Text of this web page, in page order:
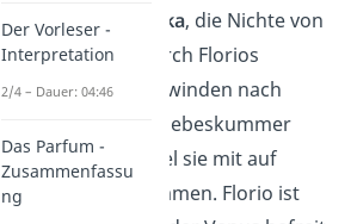
ist eigentlich
Bianka, die Nichte von
Pietro. Weil sie durch Florios
plötzliches Verschwinden nach
dem Maskenball Liebeskummer
hatte, hat ihr Onkel sie mit auf
seine Reise genommen. Florio ist
Der Vorleser -
Interpretation
2/4 – Dauer: 04:46
Das Parfum -
Zusammenfassu
ng